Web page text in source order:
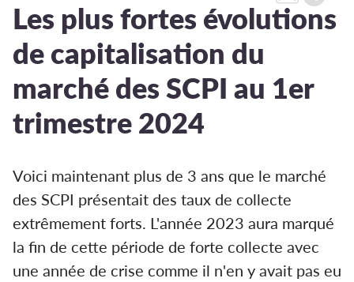
Les plus fortes évolutions
de capitalisation du
marché des SCPI au 1er
trimestre 2024
Voici maintenant plus de 3 ans que le marché
des SCPI présentait des taux de collecte
extrêmement forts. L'année 2023 aura marqué
la fin de cette période de forte collecte avec
une année de crise comme il n'en y avait pas eu